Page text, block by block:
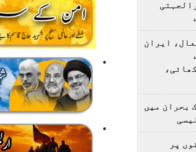
ایران
بحران میں
پر